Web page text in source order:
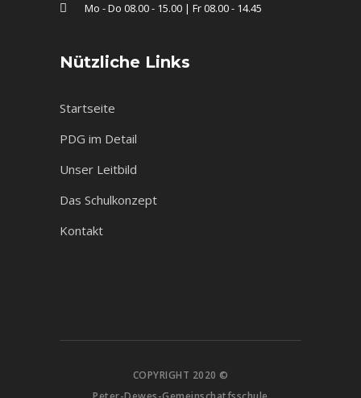
Mo - Do 08.00 - 15.00 | Fr 08.00 - 14.45
Nützliche Links
Startseite
PDG im Detail
Unser Leitbild
Das Schulkonzept
Kontakt
COPYRIGHT 2020 ©